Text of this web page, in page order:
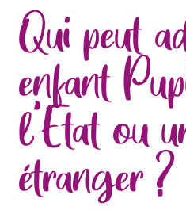
Qui peut
enfant
l’Etat ou
étranger ?